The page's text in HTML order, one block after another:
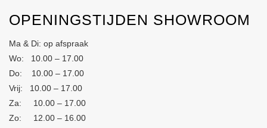
OPENINGSTIJDEN SHOWROOM
Ma & Di: op afspraak
Wo: 10.00 – 17.00
Do: 10.00 – 17.00
Vrij: 10.00 – 17.00
Za: 10.00 – 17.00
Zo: 12.00 – 16.00